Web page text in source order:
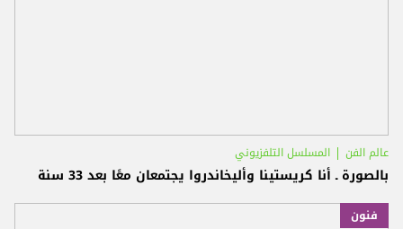
عالم الفن المسلسل التلفزيوني
بالصورة ـ أنا كريستينا وأليخاندروا يجتمعان معًا بعد 33 سنة
فنون